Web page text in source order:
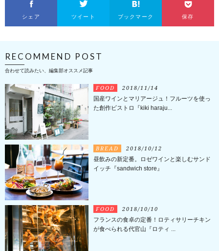
シェア ツイート ブックマーク 保存
RECOMMEND POST
合わせて読みたい、編集部オススメ記事
FOOD 2018/11/14
国産ワインとマリアージュ！フルーツを使っ
た創作ビストロ『kiki haraju...
BREAD 2018/10/12
昼飲みの新定番。ロゼワインと楽しむサンド
イッチ『sandwich store』
FOOD 2018/10/10
フランスの食卓の定番！ロティサリーチキン
が食べられる代官山『ロティ ...